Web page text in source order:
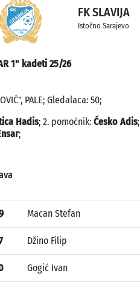
FK SLAVIJA
Istočno Sarajevo
1" kadeti 25/26
PALE; Gledalaca: 50;
Hadis; 2. pomoćnik: Ćesko Adis;
;
Macan Stefan
Džino Filip
Gogić Ivan